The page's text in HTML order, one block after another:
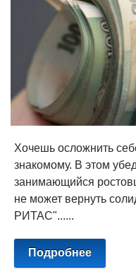
Хочешь осложнить
знакомому. В этом
занимающийся
не может вернуть
РИТАС"......
Подробнее